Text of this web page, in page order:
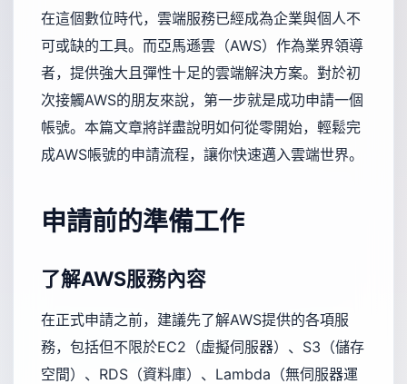
在這個數位時代，雲端服務已經成為企業與個人不
可或缺的工具。而亞馬遜雲（AWS）作為業界領導
者，提供強大且彈性十足的雲端解決方案。對於初
次接觸AWS的朋友來說，第一步就是成功申請一個
帳號。本篇文章將詳盡說明如何從零開始，輕鬆完
成AWS帳號的申請流程，讓你快速邁入雲端世界。
申請前的準備工作
了解AWS服務內容
在正式申請之前，建議先了解AWS提供的各項服
務，包括但不限於EC2（虛擬伺服器）、S3（儲存
空間）、RDS（資料庫）、Lambda（無伺服器運